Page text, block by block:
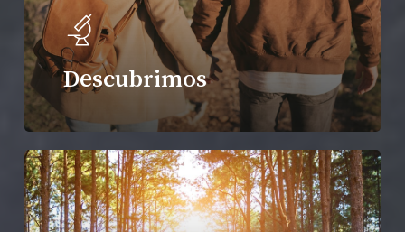
Descubrimos